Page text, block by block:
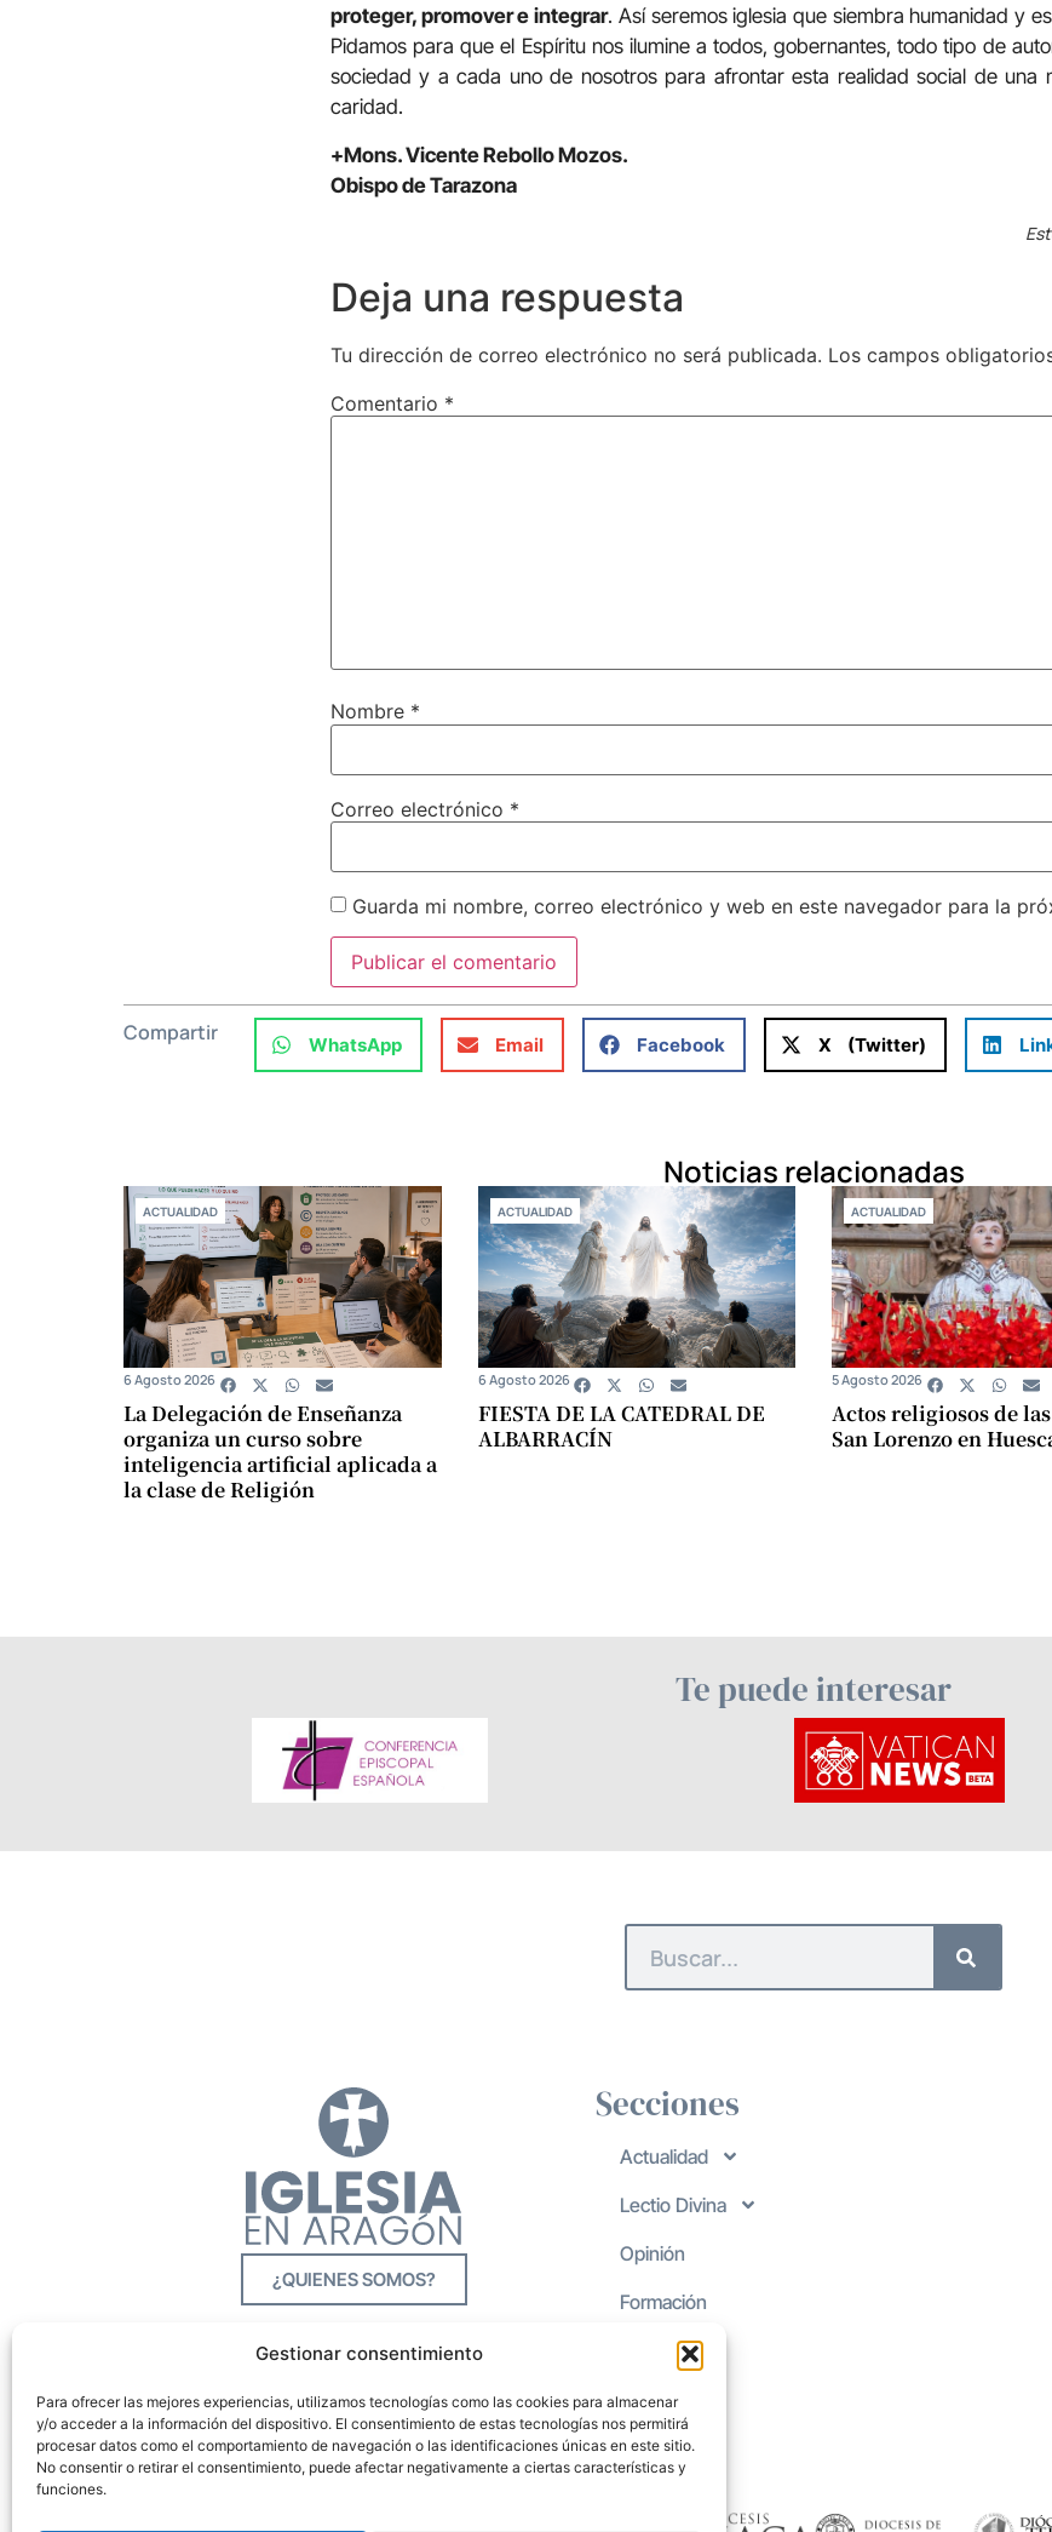
Gestionar consentimiento
Para ofrecer las mejores experiencias, utilizamos tecnologías como las cookies para almacenar
y/o acceder a la información del dispositivo. El consentimiento de estas tecnologías nos permitirá
procesar datos como el comportamiento de navegación o las identificaciones únicas en este sitio.
No consentir o retirar el consentimiento, puede afectar negativamente a ciertas características y
funciones.
proteger, promover e integrar. Así seremos iglesia que siembra humanidad y
Pidamos para que el Espíritu nos ilumine a todos, gobernantes, todo tipo de
sociedad y a cada uno de nosotros para afrontar esta realidad social de una
caridad.
+Mons. Vicente Rebollo Mozos.
Obispo de Tarazona
Deja una respuesta
Tu dirección de correo electrónico no será publicada. Los campos
Comentario *
Nombre *
Correo electrónico *
Guarda mi nombre, correo electrónico y web en este navegador para la
Compartir WhatsApp Email Facebook X (Twitter)
Noticias relacionadas
ACTUALIDAD
La Delegación de Enseñanza
organiza un curso sobre
inteligencia artificial aplicada a
la clase de Religión
6 Agosto 2026
ACTUALIDAD
FIESTA DE LA CATEDRAL DE
ALBARRACÍN
6 Agosto 2026
ACTUALIDAD
Actos religiosos de
San Lorenzo en
5 Agosto 2026
Te puede interesar
¿QUIENES SOMOS?
Secciones
Actualidad
Lectio Divina
Opinión
Formación